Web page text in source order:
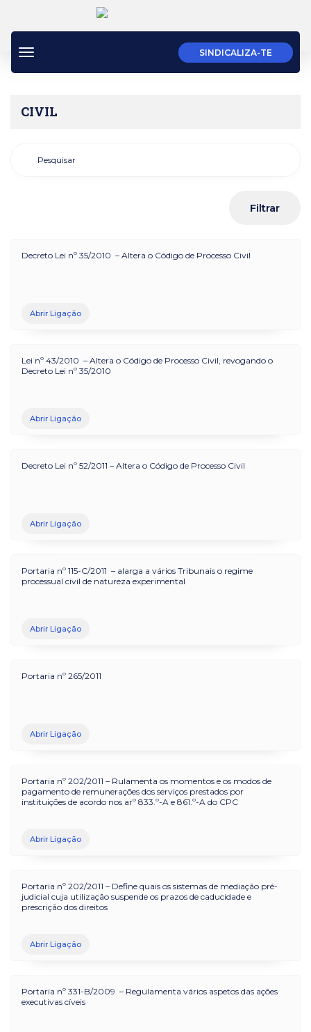
Toggle
SINDICALIZA-TE
CIVIL
Decreto Lei nº 35/2010 – Altera o Código de Processo Civil
Abrir Ligação
Lei nº 43/2010 – Altera o Código de Processo Civil, revogando o
Decreto Lei nº 35/2010
Abrir Ligação
Decreto Lei nº 52/2011 – Altera o Código de Processo Civil
Abrir Ligação
Portaria nº 115-C/2011 – alarga a vários Tribunais o regime
processual civil de natureza experimental
Abrir Ligação
Portaria nº 265/2011
Abrir Ligação
Portaria nº 202/2011 – Rulamenta os momentos e os modos de
pagamento de remunerações dos serviços prestados por
instituições de acordo nos arº 833.º-A e 861.º-A do CPC
Abrir Ligação
Portaria nº 202/2011 – Define quais os sistemas de mediação pré-
judicial cuja utilização suspende os prazos de caducidade e
prescrição dos direitos
Abrir Ligação
Portaria nº 331-B/2009 – Regulamenta vários aspetos das ações
executivas cíveis